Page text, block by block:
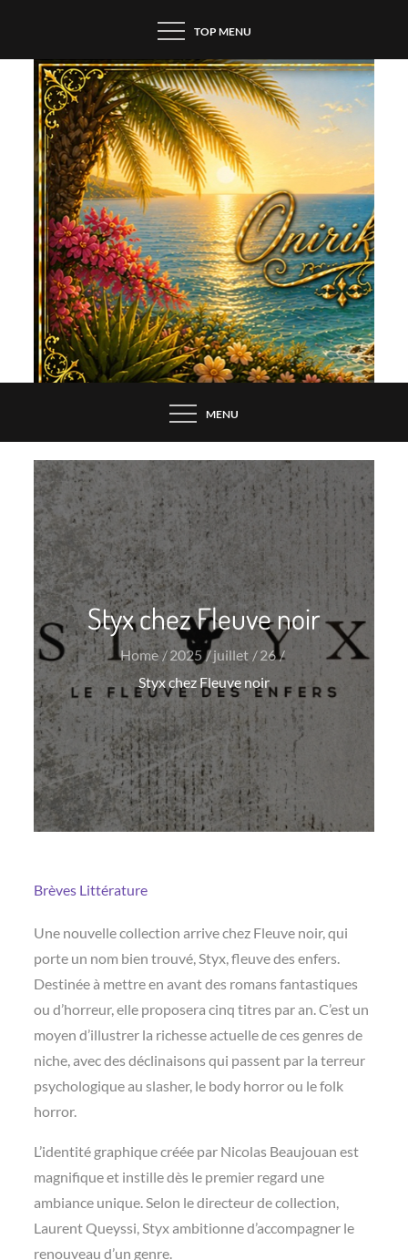
content
TOP MENU
MENU
Styx chez Fleuve noir
Home 2025 juillet
26
Styx chez Fleuve noir
Brèves Littérature
Une nouvelle collection arrive chez Fleuve noir, qui
porte un nom bien trouvé, Styx, fleuve des enfers.
Destinée à mettre en avant des romans fantastiques
ou d’horreur, elle proposera cinq titres par an. C’est un
moyen d’illustrer la richesse actuelle de ces genres de
niche, avec des déclinaisons qui passent par la terreur
psychologique au slasher, le body horror ou le folk
horror.
L’identité graphique créée par Nicolas Beaujouan est
magnifique et instille dès le premier regard une
ambiance unique. Selon le directeur de collection,
Laurent Queyssi, Styx ambitionne d’accompagner le
renouveau d’un genre.